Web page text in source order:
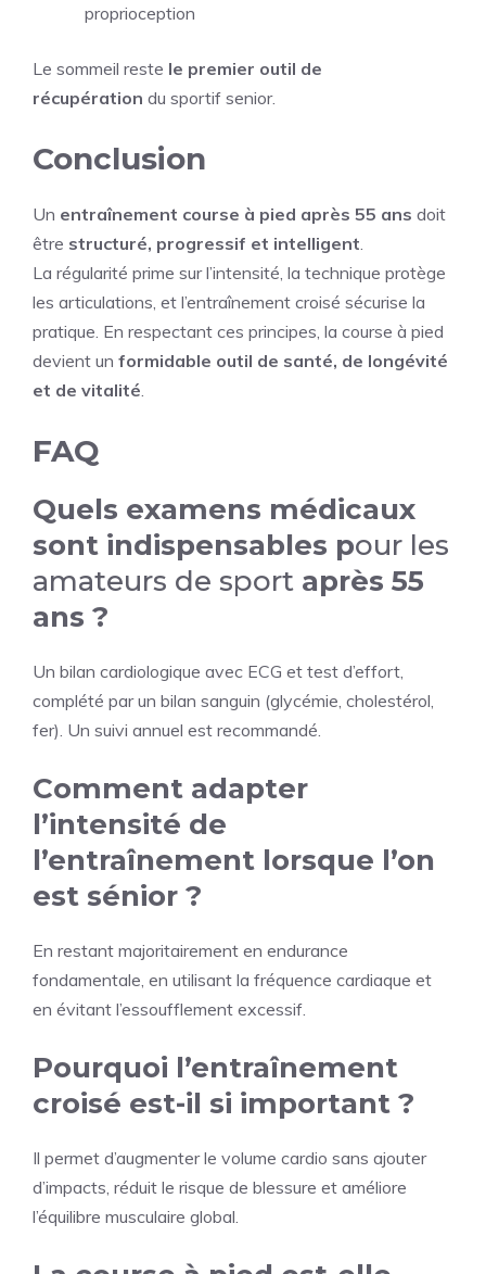
proprioception
Le sommeil reste le premier outil de
récupération du sportif senior.
Conclusion
Un entraînement course à pied après 55 ans doit
être structuré, progressif et intelligent
La régularité prime sur l’intensité, la technique protège
les articulations, et l’entraînement croisé sécurise la
pratique. En respectant ces principes, la course à pied
devient un formidable outil de santé, de longévité
et de vitalité
FAQ
Quels examens médicaux
sont indispensables pour les
amateurs de sport après 55
ans ?
Un bilan cardiologique avec ECG et test d’effort,
complété par un bilan sanguin (glycémie, cholestérol,
fer). Un suivi annuel est recommandé.
Comment adapter
l’intensité de
l’entraînement lorsque l’on
est sénior ?
En restant majoritairement en endurance
fondamentale, en utilisant la fréquence cardiaque et
en évitant l’essoufflement excessif.
Pourquoi l’entraînement
croisé est-il si important ?
Il permet d’augmenter le volume cardio sans ajouter
d’impacts, réduit le risque de blessure et améliore
l’équilibre musculaire global.